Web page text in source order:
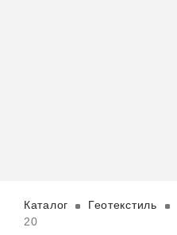
Каталог Геотекстиль
20